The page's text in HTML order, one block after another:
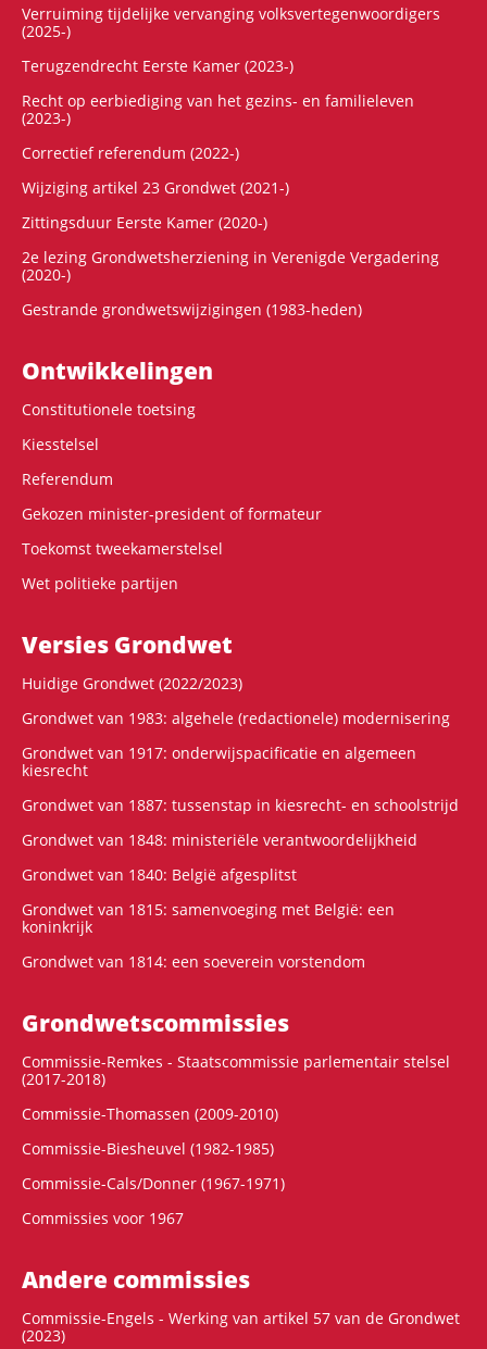
Verruiming tijdelijke vervanging volksvertegenwoordigers
(2025-)
Terugzendrecht Eerste Kamer (2023-)
Recht op eerbiediging van het gezins- en familieleven
(2023-)
Correctief referendum (2022-)
Wijziging artikel 23 Grondwet (2021-)
Zittingsduur Eerste Kamer (2020-)
2e lezing Grondwetsherziening in Verenigde Vergadering
(2020-)
Gestrande grondwetswijzigingen (1983-heden)
Ontwikke­lingen
Constitutionele toetsing
Kiesstelsel
Referendum
Gekozen minister-president of formateur
Toekomst tweekamerstelsel
Wet politieke partijen
Versies Grondwet
Huidige Grondwet (2022/2023)
Grondwet van 1983: algehele (redactionele) modernisering
Grondwet van 1917: onderwijspacificatie en algemeen
kiesrecht
Grondwet van 1887: tussenstap in kiesrecht- en schoolstrijd
Grondwet van 1848: ministeriële verantwoordelijkheid
Grondwet van 1840: België afgesplitst
Grondwet van 1815: samenvoeging met België: een
koninkrijk
Grondwet van 1814: een soeverein vorstendom
Grondwets­commissies
Commissie-Remkes - Staatscommissie parlementair stelsel
(2017-2018)
Commissie-Thomassen (2009-2010)
Commissie-Biesheuvel (1982-1985)
Commissie-Cals/Donner (1967-1971)
Commissies voor 1967
Andere commissies
Commissie-Engels - Werking van artikel 57 van de Grondwet
(2023)